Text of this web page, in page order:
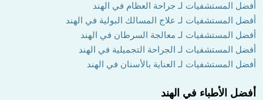
أفضل المستشفيات لـ جراحة العظام في الهند
أفضل المستشفيات لـ علاج المسالك البولية في الهند
أفضل المستشفيات لـ معالجة السرطان في الهند
أفضل المستشفيات لـ الجراحة التجميلية في الهند
أفضل المستشفيات لـ العناية بالأسنان في الهند
أفضل الأطباء في الهند